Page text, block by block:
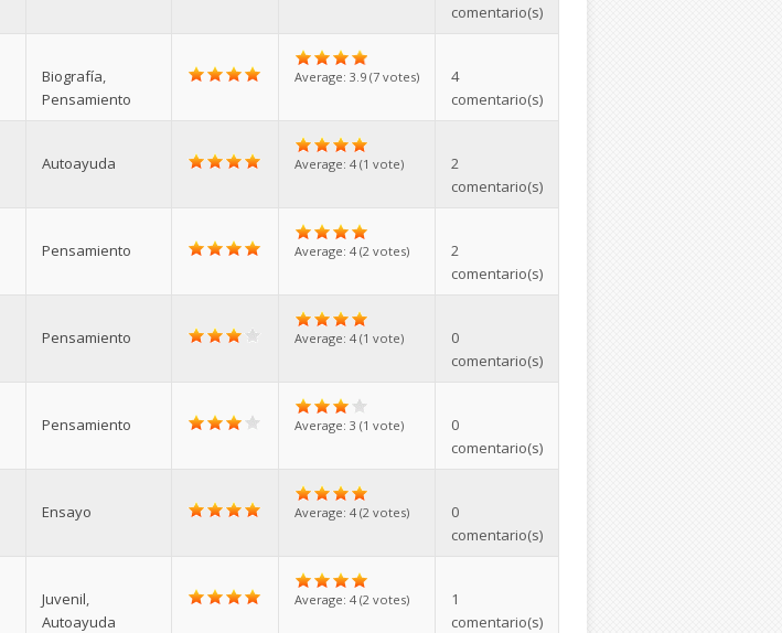
comentario(s)
Biografía
Pensamiento
Average: 3.9 (7 votes)
4
comentario(s)
Autoayuda Average: 4 (1 vote)
2
comentario(s)
Pensamiento Average: 4 (2 votes)
2
comentario(s)
Pensamiento Average: 4 (1 vote)
0
comentario(s)
Pensamiento Average: 3 (1 vote)
0
comentario(s)
Ensayo Average: 4 (2 votes)
0
comentario(s)
Juvenil
Autoayuda
Average: 4 (2 votes)
1
comentario(s)